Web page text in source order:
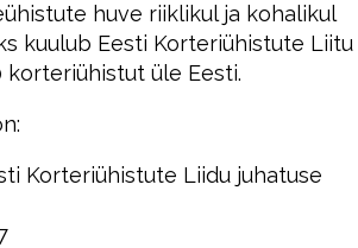
huve riiklikul ja kohalikul
kuulub Eesti Korteriühistute Liitu
korteriühistut üle Eesti.
Korteriühistute Liidu juhatuse